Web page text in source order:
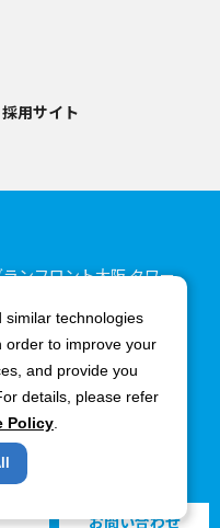
お問い合わせ
採用サイト
ンフロント大阪 タワー
8825
護方針
All rights reserved.
similar technologies
order to improve your
and provide you
details, please refer
Policy